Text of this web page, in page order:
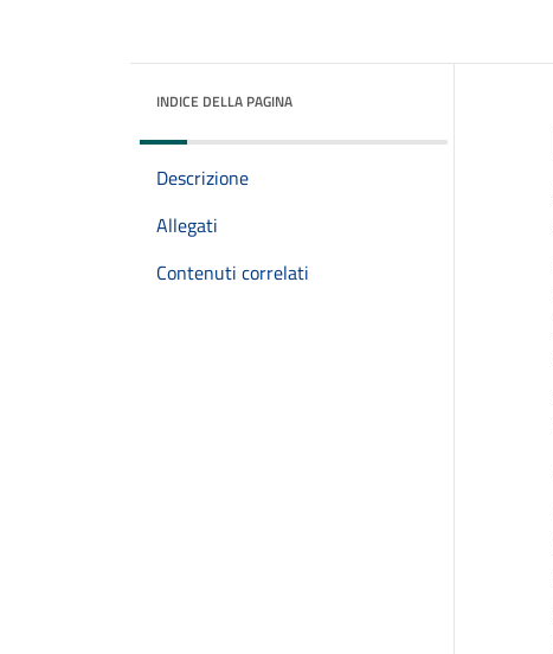
INDICE DELLA PAGINA
Descrizione
Allegati
Contenuti correlati